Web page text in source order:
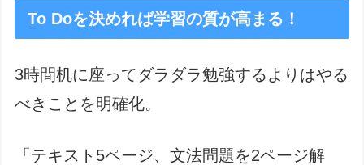
To Doを決めれば学習の質が高まる！
3時間机に座ってダラダラ勉強するよりはやる
べきことを明確化。
「テキスト5ページ、文法問題を2ページ解